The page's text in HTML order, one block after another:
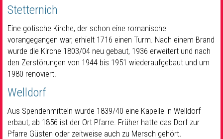
Stetternich
Eine gotische Kirche, der schon eine romanische
vorangegangen war, erhielt 1716 einen Turm. Nach einem Brand
wurde die Kirche 1803/04 neu gebaut, 1936 erweitert und nach
den Zerstörungen von 1944 bis 1951 wiederaufgebaut und um
1980 renoviert.
Welldorf
Aus Spendenmitteln wurde 1839/40 eine Kapelle in Welldorf
erbaut; ab 1856 ist der Ort Pfarre. Früher hatte das Dorf zur
Pfarre Güsten oder zeitweise auch zu Mersch gehört.